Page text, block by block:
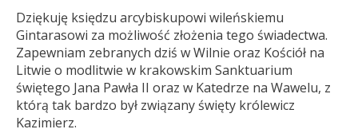
Dziękuję księdzu arcybiskupowi wileńskiemu
Gintarasowi za możliwość złożenia tego świadectwa.
Zapewniam zebranych dziś w Wilnie oraz Kościół na
Litwie o modlitwie w krakowskim Sanktuarium
świętego Jana Pawła II oraz w Katedrze na Wawelu, z
którą tak bardzo był związany święty królewicz
Kazimierz.